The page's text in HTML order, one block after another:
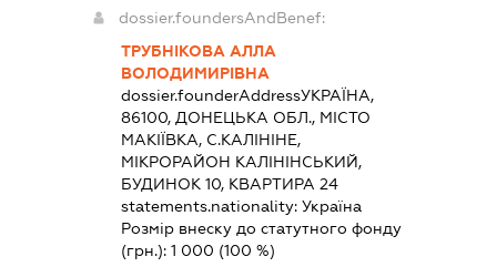
dossier.foundersAndBenef:
ТРУБНІКОВА АЛЛА
ВОЛОДИМИРІВНА
dossier.founderAddressУКРАЇНА,
86100, ДОНЕЦЬКА ОБЛ., МІСТО
МАКІЇВКА, С.КАЛІНІНЕ,
МІКРОРАЙОН КАЛІНІНСЬКИЙ,
БУДИНОК 10, КВАРТИРА 24
statements.nationality: Україна
Розмір внеску до статутного фонду
(грн.): 1 000 (100 %)